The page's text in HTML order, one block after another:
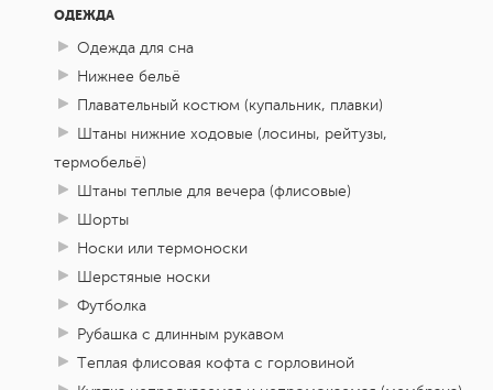
ОДЕЖДА
Одежда для сна
Нижнее бельё
Плавательный костюм (купальник, плавки)
Штаны нижние ходовые (лосины, рейтузы,
термобельё)
Штаны теплые для вечера (флисовые)
Шорты
Носки или термоноски
Шерстяные носки
Футболка
Рубашка с длинным рукавом
Теплая флисовая кофта с горловиной